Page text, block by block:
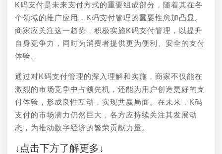
K码支付是未来支付方式的重要组成部分，随着其在各
个领域的推广应用，K码支付管理的重要性愈加凸显。
商家应关注这一趋势，积极实施K码支付管理，以提升
自身竞争力，同时为消费者提供更为便利、安全的支付
体验。
通过对K码支付管理的深入理解和实施，商家不仅能在
激烈的市场竞争中占领先机，还能为用户创造更好的支
付体验，形成良性互动，实现共赢局面。在未来，K码
支付的市场潜力仍然巨大，各方应持续关注其发展动
态，为推动数字经济的繁荣贡献力量。
↓点击下方了解更多↓